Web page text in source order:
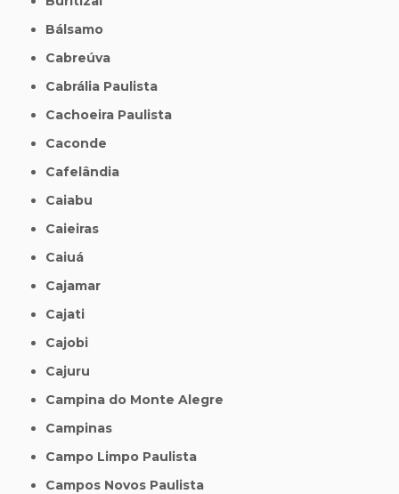
Bálsamo
Cabreúva
Cabrália Paulista
Cachoeira Paulista
Caconde
Cafelândia
Caiabu
Caieiras
Caiuá
Cajamar
Cajati
Cajobi
Cajuru
Campina do Monte Alegre
Campinas
Campo Limpo Paulista
Campos Novos Paulista